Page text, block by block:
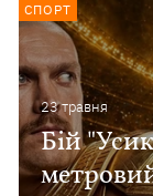
23 травня
Бій
СПОРТ